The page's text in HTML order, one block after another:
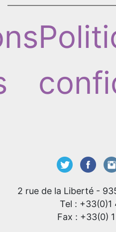
2 rue de la Liberté -
Tel :
Fax : +33(0)